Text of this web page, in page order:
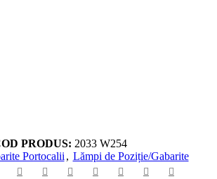
PRODUS: 2033 W254
Portocalii , Lămpi de Poziție/Gabarite